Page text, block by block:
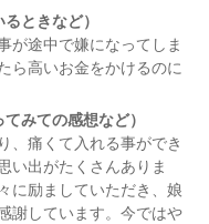
ときなど）
が途中で嫌になってしま
ら高いお金をかけるのに
みての感想など）
、痛くて入れる事ができ
い出がたくさんありま
に励ましていただき、娘
謝しています。今ではや